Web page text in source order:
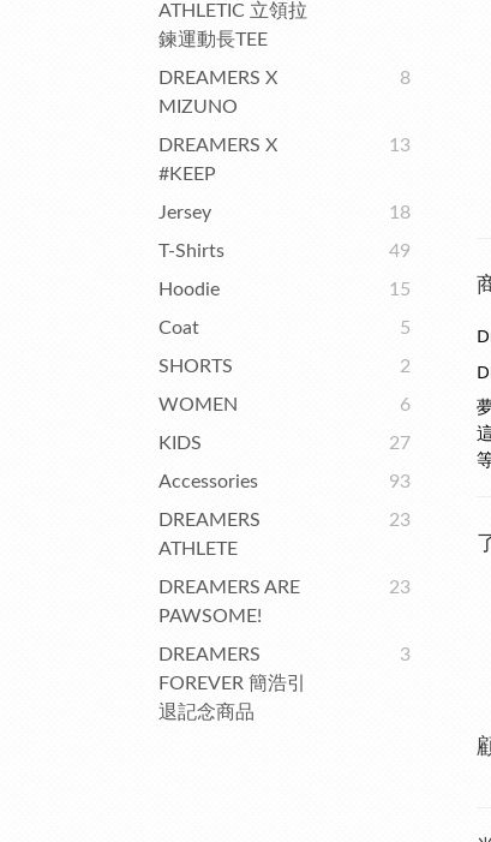
ATHLETIC 立領拉
鍊運動長TEE
DREAMERS X
MIZUNO
8
DREAMERS X
#KEEP
13
Jersey
18
T-Shirts
49
Hoodie
15
Coat
5
SHORTS
2
WOMEN
6
KIDS
27
Accessories
93
DREAMERS
ATHLETE
23
DREAMERS ARE
PAWSOME!
23
DREAMERS
FOREVER 簡浩引
退記念商品
3